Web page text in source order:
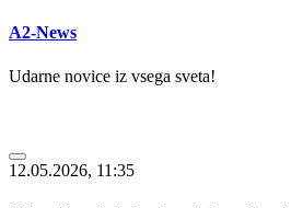
A2-News
Udarne novice iz vsega sveta!
12.05.2026, 11:35